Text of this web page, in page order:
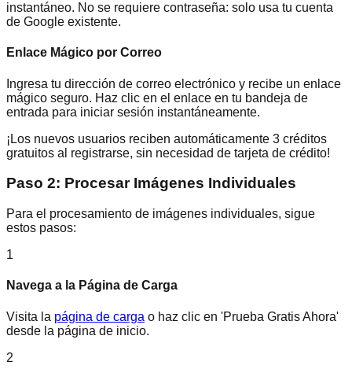
instantáneo. No se requiere contraseña: solo usa tu cuenta
de Google existente.
Enlace Mágico por Correo
Ingresa tu dirección de correo electrónico y recibe un enlace
mágico seguro. Haz clic en el enlace en tu bandeja de
entrada para iniciar sesión instantáneamente.
¡Los nuevos usuarios reciben automáticamente 3 créditos
gratuitos al registrarse, sin necesidad de tarjeta de crédito!
Paso 2: Procesar Imágenes Individuales
Para el procesamiento de imágenes individuales, sigue
estos pasos:
1
Navega a la Página de Carga
Visita la página de carga o haz clic en 'Prueba Gratis Ahora'
desde la página de inicio.
2